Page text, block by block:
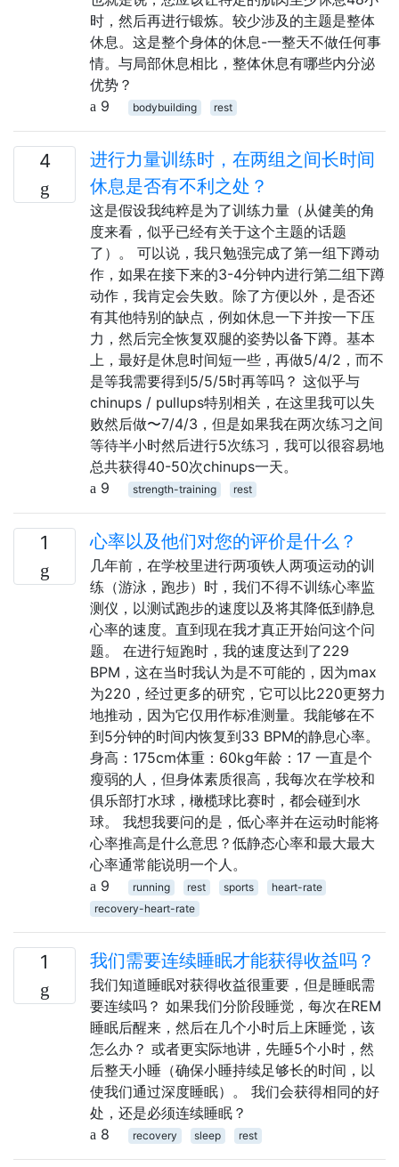
时，然后再进行锻炼。较少涉及的主题是整体
休息。这是整个身体的休息-一整天不做任何事
情。与局部休息相比，整体休息有哪些内分泌
优势？
9
bodybuilding rest
4
进行力量训练时，在两组之间长时间
休息是否有不利之处？
这是假设我纯粹是为了训练力量（从健美的角
度来看，似乎已经有关于这个主题的话题
了）。 可以说，我只勉强完成了第一组下蹲动
作，如果在接下来的3-4分钟内进行第二组下蹲
动作，我肯定会失败。除了方便以外，是否还
有其他特别的缺点，例如休息一下并按一下压
力，然后完全恢复双腿的姿势以备下蹲。基本
上，最好是休息时间短一些，再做5/4/2，而不
是等我需要得到5/5/5时再等吗？ 这似乎与
chinups / pullups特别相关，在这里我可以失
败然后做〜7/4/3，但是如果我在两次练习之间
等待半小时然后进行5次练习，我可以很容易地
总共获得40-50次chinups一天。
9
strength-training rest
1 心率以及他们对您的评价是什么？
几年前，在学校里进行两项铁人两项运动的训
练（游泳，跑步）时，我们不得不训练心率监
测仪，以测试跑步的速度以及将其降低到静息
心率的速度。直到现在我才真正开始问这个问
题。 在进行短跑时，我的速度达到了229
BPM，这在当时我认为是不可能的，因为max
为220，经过更多的研究，它可以比220更努力
地推动，因为它仅用作标准测量。我能够在不
到5分钟的时间内恢复到33 BPM的静息心率。
身高：175cm体重：60kg年龄：17 一直是个
瘦弱的人，但身体素质很高，我每次在学校和
俱乐部打水球，橄榄球比赛时，都会碰到水
球。 我想我要问的是，低心率并在运动时能将
心率推高是什么意思？低静态心率和最大最大
心率通常能说明一个人。
9
running rest sports
heart-rate
recovery-heart-rate
1 我们需要连续睡眠才能获得收益吗？
我们知道睡眠对获得收益很重要，但是睡眠需
要连续吗？ 如果我们分阶段睡觉，每次在REM
睡眠后醒来，然后在几个小时后上床睡觉，该
怎么办？ 或者更实际地讲，先睡5个小时，然
后整天小睡（确保小睡持续足够长的时间，以
使我们通过深度睡眠）。 我们会获得相同的好
处，还是必须连续睡眠？
8
recovery sleep rest